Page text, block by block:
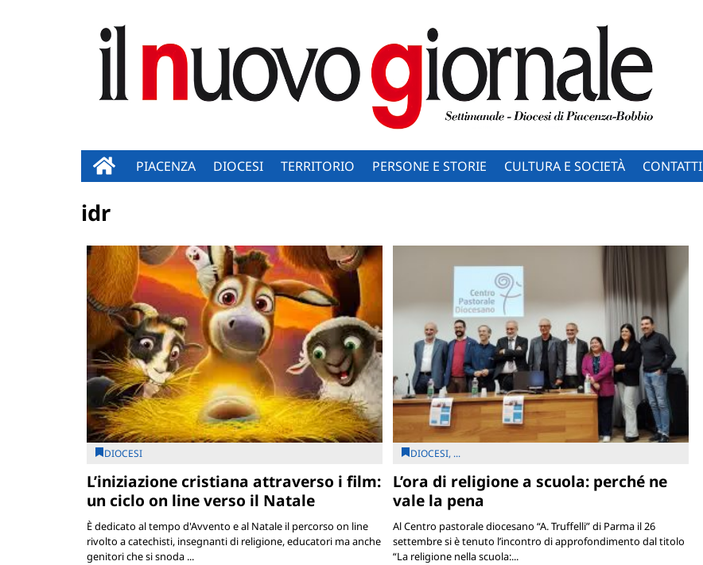
PIACENZA DIOCESI TERRITORIO PERSONE E STORIE CULTURA E SOCIETÀ CONTATTI
idr
DIOCESI
L’iniziazione cristiana attraverso i film:
un ciclo on line verso il Natale
È dedicato al tempo d'Avvento e al Natale il percorso on line
rivolto a catechisti, insegnanti di religione, educatori ma anche
genitori che si snoda ...
DIOCESI, ...
L’ora di religione a scuola: perché ne
vale la pena
Al Centro pastorale diocesano “A. Truffelli” di Parma il 26
settembre si è tenuto l’incontro di approfondimento dal titolo
“La religione nella scuola:...